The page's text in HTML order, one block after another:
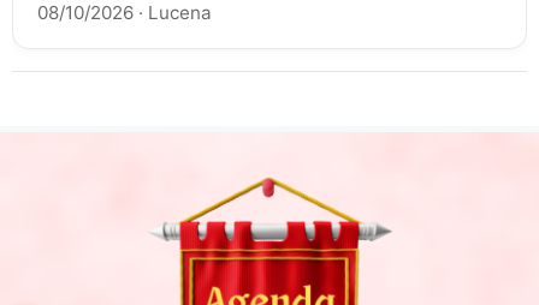
08/10/2026 · Lucena